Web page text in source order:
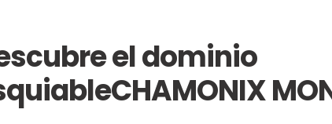
el dominio
CHAMONIX